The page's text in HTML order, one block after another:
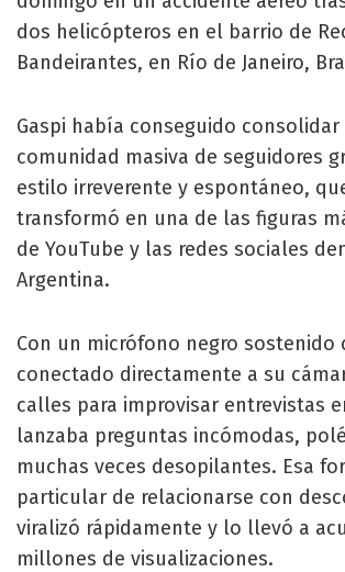
dos helicópteros en el barrio de
Bandeirantes, en Río de Janeiro,
Gaspi había conseguido consolidar
comunidad masiva de seguidores
estilo irreverente y espontáneo,
transformó en una de las figuras
de YouTube y las redes sociales
Argentina.
Con un micrófono negro sostenido
conectado directamente a su
calles para improvisar entrevistas
lanzaba preguntas incómodas,
muchas veces desopilantes. Esa
particular de relacionarse con
viralizó rápidamente y lo llevó a
millones de visualizaciones.